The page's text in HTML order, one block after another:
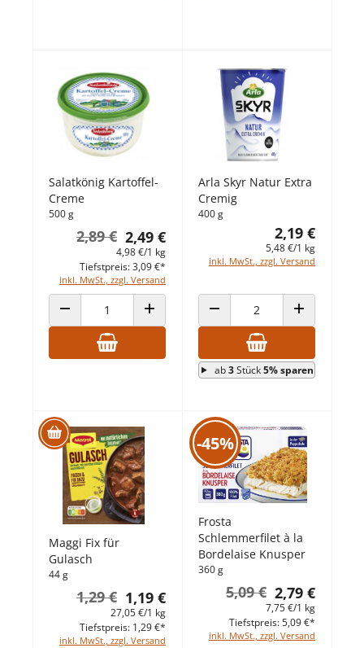
Salatkönig Kartoffel-
Creme
500 g
2,49 €
2,89 €
4,98 €/1 kg
inkl. MwSt., zzgl. Versand
Tiefstpreis: 3,09 €*
ANZAHL VERRINGERNANZAHL ERHÖHEN
Arla Skyr Natur Extra
Cremig
400 g
2,19 €
5,48 €/1 kg
inkl. MwSt., zzgl. Versand
ANZAHL VERRINGERNANZAHL
ab3Stück5% sparen
Maggi Fix für
Gulasch
44 g
1,19 €
1,29 €
27,05 €/1 kg
inkl. MwSt., zzgl. Versand
Tiefstpreis: 1,29 €*
-45%
Frosta
Schlemmerfilet à la
Bordelaise Knusper
360 g
2,79 €
5,09 €
7,75 €/1 kg
inkl. MwSt., zzgl. Versand
Tiefstpreis: 5,09 €*